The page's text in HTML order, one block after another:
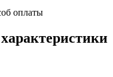
оплаты